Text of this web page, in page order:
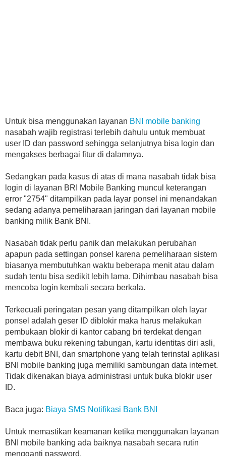
Untuk bisa menggunakan layanan BNI mobile banking
nasabah wajib registrasi terlebih dahulu untuk membuat
user ID dan password sehingga selanjutnya bisa login dan
mengakses berbagai fitur di dalamnya.
Sedangkan pada kasus di atas di mana nasabah tidak bisa
login di layanan BRI Mobile Banking muncul keterangan
error "2754" ditampilkan pada layar ponsel ini menandakan
sedang adanya pemeliharaan jaringan dari layanan mobile
banking milik Bank BNI.
Nasabah tidak perlu panik dan melakukan perubahan
apapun pada settingan ponsel karena pemeliharaan sistem
biasanya membutuhkan waktu beberapa menit atau dalam
sudah tentu bisa sedikit lebih lama. Dihimbau nasabah bisa
mencoba login kembali secara berkala.
Terkecuali peringatan pesan yang ditampilkan oleh layar
ponsel adalah geser ID diblokir maka harus melakukan
pembukaan blokir di kantor cabang bri terdekat dengan
membawa buku rekening tabungan, kartu identitas diri asli,
kartu debit BNI, dan smartphone yang telah terinstal aplikasi
BNI mobile banking juga memiliki sambungan data internet.
Tidak dikenakan biaya administrasi untuk buka blokir user
ID.
Baca juga: Biaya SMS Notifikasi Bank BNI
Untuk memastikan keamanan ketika menggunakan layanan
BNI mobile banking ada baiknya nasabah secara rutin
mengganti password.